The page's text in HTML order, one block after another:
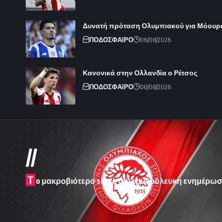
Δυνατή πρόταση Ολυμπιακού για
ΠΟΔΟΣΦΑΙΡΟ 06/08/2026
Κανονικά στην Ολλανδία ο Ρέτσος
ΠΟΔΟΣΦΑΙΡΟ 06/08/2026
//
T o μακροβιότερο site στην ερυθρόλευκη